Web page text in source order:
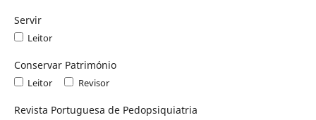
Servir
Leitor
Conservar Património
Leitor Revisor
Revista Portuguesa de Pedopsiquiatria